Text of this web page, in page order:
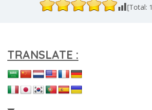
[Total: 1
TRANSLATE :